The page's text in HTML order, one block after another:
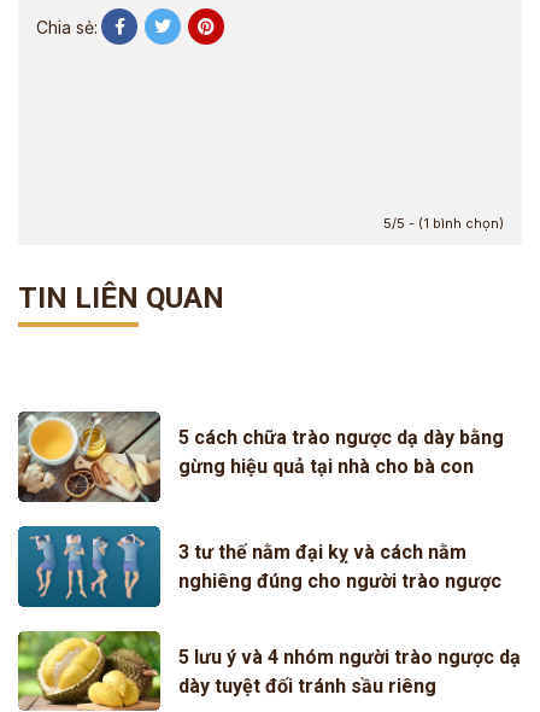
Chia sẻ:
5/5 - (1 bình chọn)
TIN LIÊN QUAN
5 cách chữa trào ngược dạ dày bằng
gừng hiệu quả tại nhà cho bà con
3 tư thế nằm đại kỵ và cách nằm
nghiêng đúng cho người trào ngược
5 lưu ý và 4 nhóm người trào ngược dạ
dày tuyệt đối tránh sầu riêng